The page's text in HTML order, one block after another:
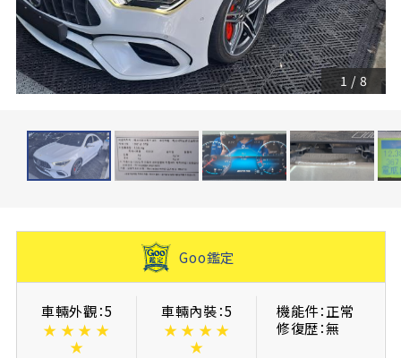
1 / 8
Goo鑑定
車輛外觀：5
★ ★ ★ ★
★
車輛內裝：5
★ ★ ★ ★
★
機能件：正常
修復歴：無